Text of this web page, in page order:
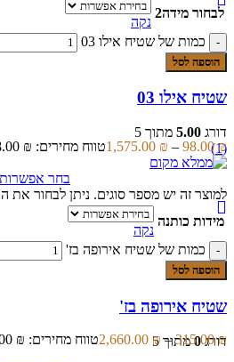
לבחור מידה2
נקה
כמות של שטיח אילו 03
הוספה לסל
שטיח אילו 03
דורג 5.00 מתוך 5
(1)
98.00₪
–
1,575.00 ₪ טווח מחירים: ⁦98.00 ₪⁩ עד ⁦1,575.00 ₪⁩
בחר אפשרות
למוצר זה יש מספר סוגים. ניתן לבחור את
מידות כותנה
נקה
כמות של שטיח אירופה בז'
הוספה לסל
שטיח אירופה בז'
דורג0מתוך 5315.00₪
–
2,660.00 ₪ טווח מחירים: ⁦315.00 ₪⁩ עד ⁦2,660.00 ₪⁩